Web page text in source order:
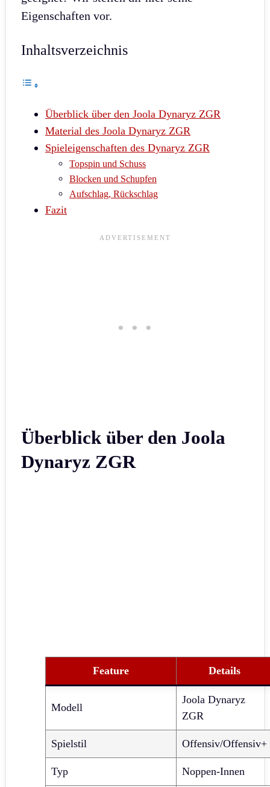
Eigenschaften vor.
Inhaltsverzeichnis
Überblick über den Joola Dynaryz ZGR
Material des Joola Dynaryz ZGR
Spieleigenschaften des Dynaryz ZGR
Topspin und Schuss
Blocken und Schupfen
Aufschlag, Rückschlag
Fazit
Überblick über den Joola
Dynaryz ZGR
Feature Details
Modell
Joola Dynaryz
ZGR
Spielstil Offensiv/Offensiv+
Typ Noppen-Innen